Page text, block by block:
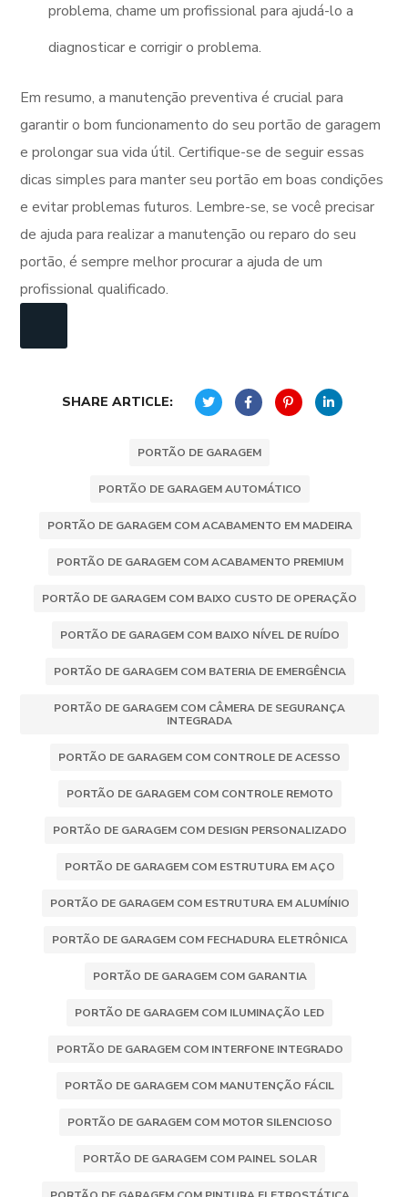
problema, chame um profissional para ajudá-lo a
diagnosticar e corrigir o problema.
Em resumo, a manutenção preventiva é crucial para
garantir o bom funcionamento do seu portão de garagem
e prolongar sua vida útil. Certifique-se de seguir essas
dicas simples para manter seu portão em boas condições
e evitar problemas futuros. Lembre-se, se você precisar
de ajuda para realizar a manutenção ou reparo do seu
portão, é sempre melhor procurar a ajuda de um
profissional qualificado.
SHARE ARTICLE:
PORTÃO DE GARAGEM
PORTÃO DE GARAGEM AUTOMÁTICO
PORTÃO DE GARAGEM COM ACABAMENTO EM MADEIRA
PORTÃO DE GARAGEM COM ACABAMENTO PREMIUM
PORTÃO DE GARAGEM COM BAIXO CUSTO DE OPERAÇÃO
PORTÃO DE GARAGEM COM BAIXO NÍVEL DE RUÍDO
PORTÃO DE GARAGEM COM BATERIA DE EMERGÊNCIA
PORTÃO DE GARAGEM COM CÂMERA DE SEGURANÇA
INTEGRADA
PORTÃO DE GARAGEM COM CONTROLE DE ACESSO
PORTÃO DE GARAGEM COM CONTROLE REMOTO
PORTÃO DE GARAGEM COM DESIGN PERSONALIZADO
PORTÃO DE GARAGEM COM ESTRUTURA EM AÇO
PORTÃO DE GARAGEM COM ESTRUTURA EM ALUMÍNIO
PORTÃO DE GARAGEM COM FECHADURA ELETRÔNICA
PORTÃO DE GARAGEM COM GARANTIA
PORTÃO DE GARAGEM COM ILUMINAÇÃO LED
PORTÃO DE GARAGEM COM INTERFONE INTEGRADO
PORTÃO DE GARAGEM COM MANUTENÇÃO FÁCIL
PORTÃO DE GARAGEM COM MOTOR SILENCIOSO
PORTÃO DE GARAGEM COM PAINEL SOLAR